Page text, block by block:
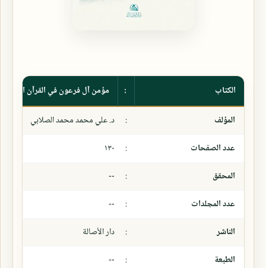
الكتاب :
مؤمن آل فرعون في القرآن الكريم
المؤلف
:
د. علي محمد محمد الصلابي
عدد الصفحات
:
١٣٠
المحقق
:
--
عدد المجلدات
:
--
الناشر
:
دار الأصالة
الطبعة
:
--